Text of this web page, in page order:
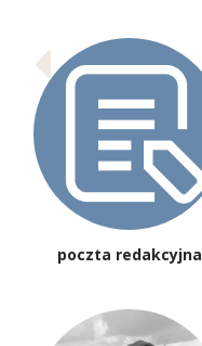
poczta redakcyjna